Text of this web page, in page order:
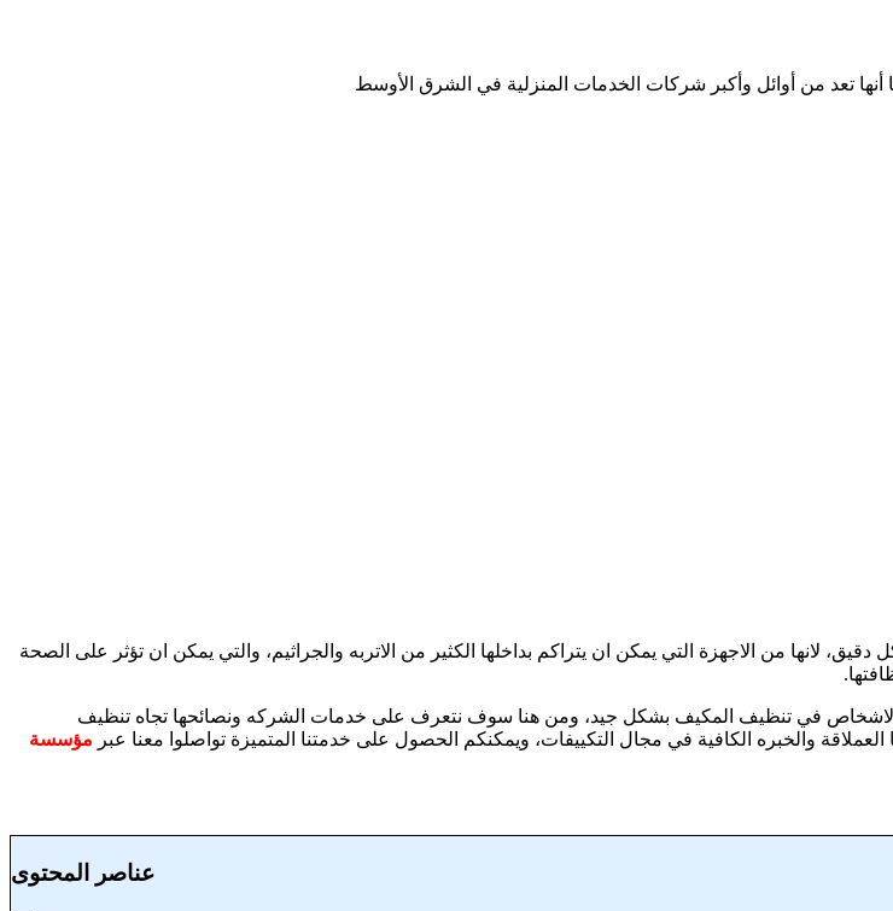
تعد من أوائل وأكبر شركات الخدمات المنزلية في الشرق الأوسط
لانها من الاجهزة التي يمكن ان يتراكم بداخلها الكثير من الاتربه والجراثيم، والتي يمكن ان تؤثر على الصحة
الاشخاص في تنظيف المكيف بشكل جيد، ومن هنا سوف نتعرف على خدمات الشركه ونصائحها تجاه تنظيف
والخبره الكافية في مجال التكييفات، ويمكنكم الحصول على خدمتنا المتميزة تواصلوا معنا عبر مؤسسة
عناصر المحتوى